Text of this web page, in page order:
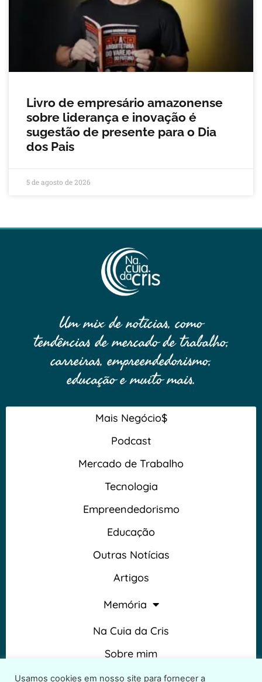
Livro de empresário amazonense
sobre liderança e inovação é
sugestão de presente para o Dia
dos Pais
5 de agosto de 2026
Um mix de notícias, como
tendências de mercado de trabalho,
carreiras, empreendedorismo,
educação e muito mais.
Mais Negócio$
Podcast
Mercado de Trabalho
Tecnologia
Empreendedorismo
Educação
Outras Notícias
Artigos
Memória
Na Cuia da Cris
Sobre mim
Termos e Condições
Usamos cookies em nosso site para fornecer a